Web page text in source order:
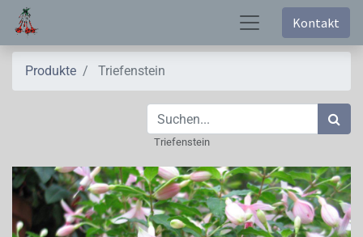
Kontakt
Produkte Triefenstein
Triefenstein